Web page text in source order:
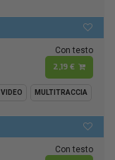
Con testo
2,19 €
VIDEO MULTITRACCIA
Con testo